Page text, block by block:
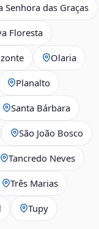
Senhora das Graças
Floresta
Olaria
Planalto
Santa Bárbara
São João Bosco
Tancredo Neves
Três Marias
Tupy